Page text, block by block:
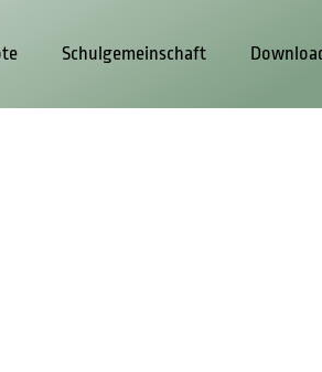
Schulgemeinschaft